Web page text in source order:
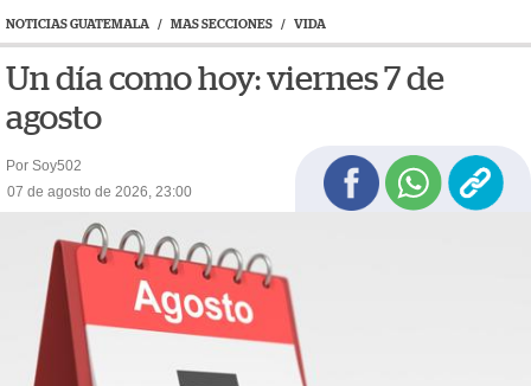
NOTICIAS GUATEMALA / MAS SECCIONES / VIDA
Un día como hoy: viernes 7 de
agosto
Por Soy502
07 de agosto de 2026, 23:00